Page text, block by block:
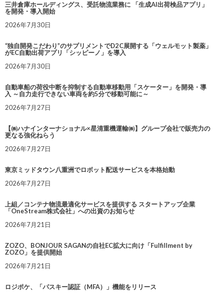
三井倉庫ホールディングス、受託物流業務に 「生成AI出荷検品アプリ」
を開発・導入開始
2026年7月30日
“独自開発こだわり”のサプリメントでD2C展開する「ウェルモット製薬」
がEC自動出荷アプリ「シッピーノ」を導入
2026年7月30日
自動車船の荷役中断を抑制する自動車移動用「スケーター」を開発・導
入 ～自力走行できない車両を約5分で移動可能に～
2026年7月27日
【㈱ハナインターナショナル×星清重機運輸㈱】グループ会社で販売力の
更なる強化ねらう
2026年7月27日
東京ミッドタウン八重洲でロボット配送サービスを本格始動
2026年7月27日
上組／コンテナ物流最適化サービスを提供する スタートアップ企業
「OneStream株式会社」への出資のお知らせ
2026年7月21日
ZOZO、BONJOUR SAGANの自社EC拡大に向け「Fulfillment by
ZOZO」を提供開始
2026年7月21日
ロジポケ、「パスキー認証（MFA）」機能をリリース